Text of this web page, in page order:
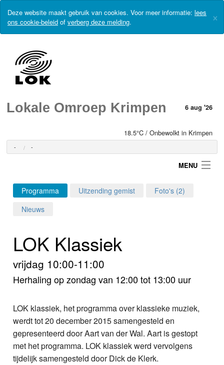
Deze website maakt gebruik van cookies. Voor meer informatie: lees
ons cookie-beleid of verberg deze melding. ×
Lokale Omroep Krimpen 6 aug '26
18.5°C / Onbewolkt in Krimpen
- -
MENU
Login
Programma's
Nieuws
Video
Webcam
Programma Uitzending gemist
Foto's (2)
Nieuws
LOK Klassiek
vrijdag 10:00-11:00
Herhaling op zondag van 12:00 tot 13:00 uur
LOK klassiek, het programma over klassieke muziek,
werdt tot 20 december 2015 samengesteld en
gepresenteerd door Aart van der Wal. Aart is gestopt
met het programma. LOK klassiek werd vervolgens
tijdelijk samengesteld door Dick de Klerk.